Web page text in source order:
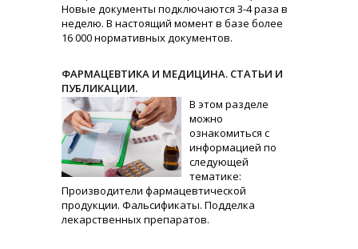
Новые документы подключаются 3-4 раза в
неделю. В настоящий момент в базе более
16 000 нормативных документов.
ФАРМАЦЕВТИКА И МЕДИЦИНА. СТАТЬИ И
ПУБЛИКАЦИИ.
В этом разделе
можно
ознакомиться с
информацией по
следующей
тематике:
Производители фармацевтической
продукции. Фальсификаты. Подделка
лекарственных препаратов.